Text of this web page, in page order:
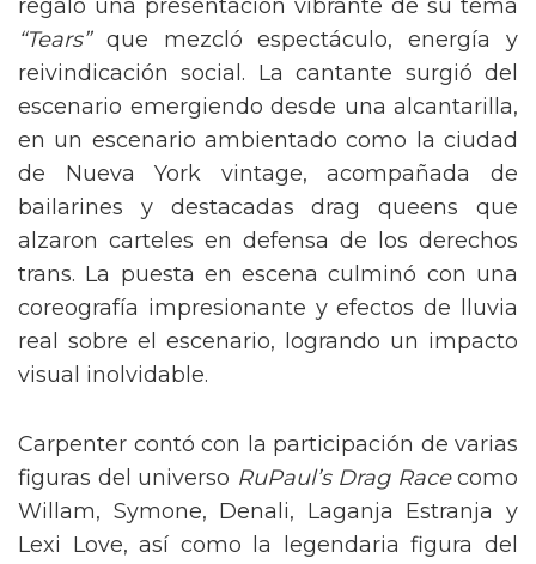
regaló una presentación vibrante de su tema
“Tears”que mezcló espectáculo, energía y
reivindicación social. La cantante surgió del
escenario emergiendo desde una alcantarilla,
en un escenario ambientado como la ciudad
de Nueva York vintage, acompañada de
bailarines y destacadas drag queens que
alzaron carteles en defensa de los derechos
trans. La puesta en escena culminó con una
coreografía impresionante y efectos de lluvia
real sobre el escenario, logrando un impacto
visual inolvidable.
Carpenter contó con la participación de varias
figuras del universo RuPaul’s Drag Racecomo
Willam, Symone, Denali, Laganja Estranja y
Lexi Love, así como la legendaria figura del